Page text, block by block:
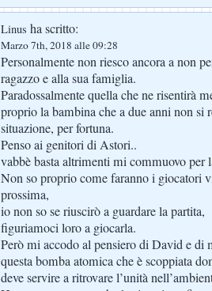
Linus ha scritto:
Marzo 7th, 2018 alle 09:28
Personalmente non riesco ancora a non
ragazzo e alla sua famiglia.
Paradossalmente quella che ne risentirà
proprio la bambina che a due anni non si
situazione, per fortuna.
Penso ai genitori di Astori..
vabbè basta altrimenti mi commuovo per
Non so proprio come faranno i giocatori
prossima,
io non so se riuscirò a guardare la partita,
figuriamoci loro a giocarla.
Però mi accodo al pensiero di David e di
questa bomba atomica che è scoppiata
deve servire a ritrovare l’unità